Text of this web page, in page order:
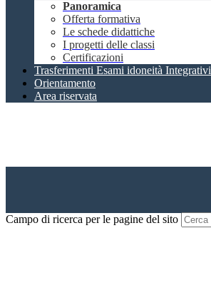
Panoramica
Offerta formativa
Le schede didattiche
I progetti delle classi
Certificazioni
Trasferimenti Esami idoneità Integrativi
Orientamento
Area riservata
Campo di ricerca per le pagine del sito